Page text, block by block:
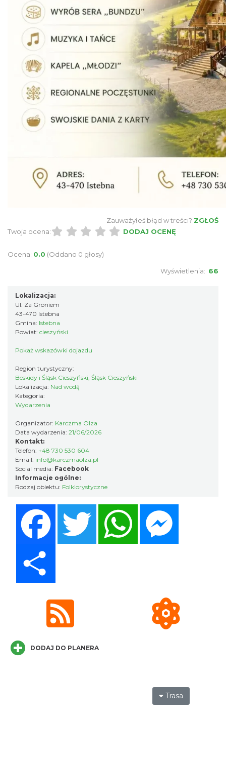
Jak czytać las
Istebna
2026-08-25
1.69 km
2026-08-08
1.71 km
Dni Koronki Koniakowskiej
2.67 km
Koniaków
2.75 km
Ustanowienie Sanktuarium Matki Bożej
Frydeckiej
Jaworzynka
5.96 km
Zauważyłeś błąd w treści? ZGŁOŚ
Twoja ocena:
DODAJ OCENĘ
Ocena: 0.0 (Oddano 0 głosy)
Wyświetlenia: 66
Lokalizacja:
Ul. Za Groniem
43-470 Istebna
Gmina: Istebna
Powiat: cieszyński
Pokaż wskazówki dojazdu
Region turystyczny:
Beskidy i Śląsk Cieszyński, Śląsk Cieszyński
Lokalizacja: Nad wodą
Kategoria:
Wydarzenia
Organizator: Karczma Olza
Data wydarzenia: 21/06/2026
Kontakt:
Telefon: +48 730 530 604
Email: info@karczmaolza.pl
Social media: Facebook
Informacje ogólne:
Rodzaj obiektu: Folklorystyczne
Twitter WhatsApp
DODAJ DO PLANERA
Trasa